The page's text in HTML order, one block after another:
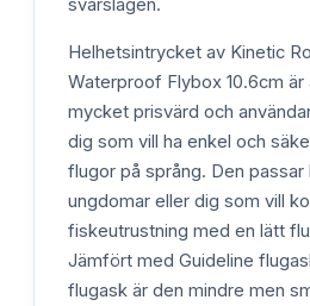
svårslagen.
Helhetsintrycket av Kinetic
Waterproof Flybox 10.6cm är
mycket prisvärd och
dig som vill ha enkel och
flugor på språng. Den passar
ungdomar eller dig som vill
fiskeutrustning med en lätt
Jämfört med Guideline
flugask är den mindre men